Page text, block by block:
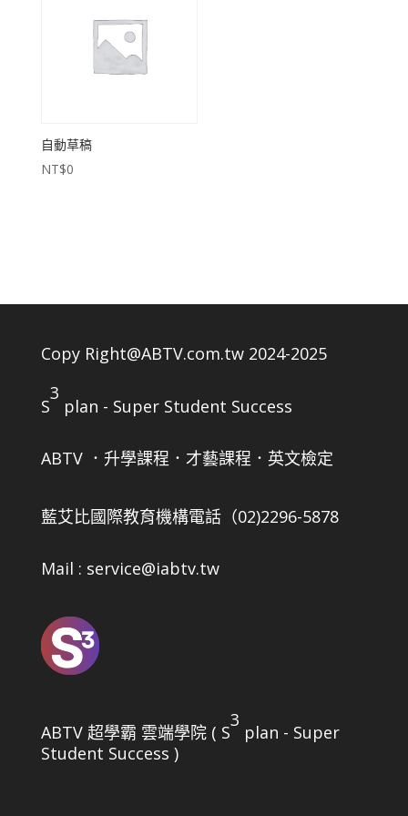
自動草稿
NT$0
Copy Right@ABTV.com.tw 2024-2025
S
3
plan - Super Student Success
ABTV ．升學課程．才藝課程．英文檢定
藍艾比國際教育機構電話（02)2296-5878
Mail : service@iabtv.tw
ABTV 超學霸 雲端學院 ( S
3
plan - Super
Student Success )